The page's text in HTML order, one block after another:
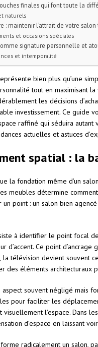
finales qui font toute la
naturels
: maintenir l’attrait de votre salon
et occasions spéciales
signature personnelle et
et intemporalité
bien plus qu’une
tout en maximisant
les décisions
investissement. Ce guide
raffiné qui séduira autant
actuelles et astuces
spatial : la
la fondation même d’un
meubles détermine
un point : un salon bien
à identifier le point focal de
d’accent. Ce point
, la télévision devient souvent
des éléments architecturaux
souvent négligé mais
pour faciliter les
l’espace. Dans les
d’espace en laissant
radicalement un salon,